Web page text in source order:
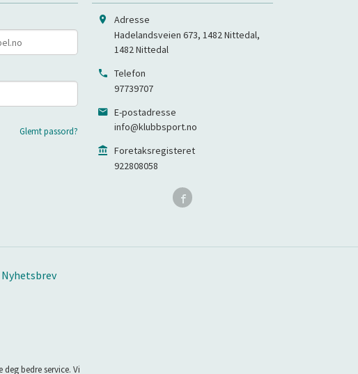
Glemt passord?
Adresse
Hadelandsveien 673, 1482 Nittedal,
1482Nittedal
Telefon
97739707
E-postadresse
info@klubbsport.no
Foretaksregisteret
922808058
Nyhetsbrev
bedre service. Vi